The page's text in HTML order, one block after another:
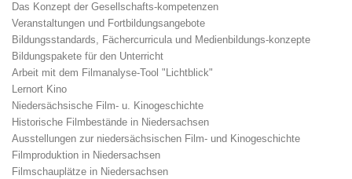
Das Konzept der Gesellschafts-kompetenzen
Veranstaltungen und Fortbildungsangebote
Bildungsstandards, Fächercurricula und Medienbildungs-konzepte
Bildungspakete für den Unterricht
Arbeit mit dem Filmanalyse-Tool "Lichtblick"
Lernort Kino
Niedersächsische Film- u. Kinogeschichte
Historische Filmbestände in Niedersachsen
Ausstellungen zur niedersächsischen Film- und Kinogeschichte
Filmproduktion in Niedersachsen
Filmschauplätze in Niedersachsen